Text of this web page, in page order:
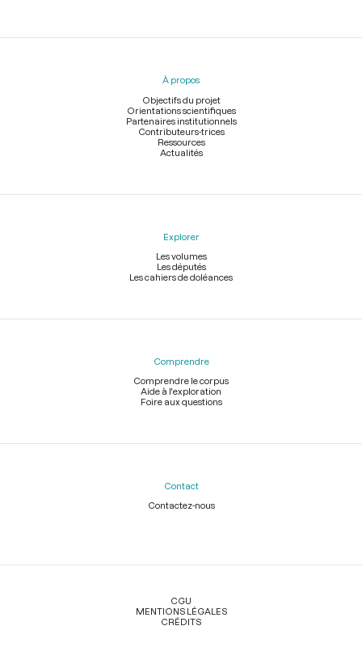
Menu
À propos
Objectifs du projet
Orientations scientifiques
Partenaires institutionnels
Contributeurs-trices
Ressources
Actualités
Explorer
Les volumes
Les députés
Les cahiers de doléances
Comprendre
Comprendre le corpus
Aide à l'exploration
Foire aux questions
Contact
Contactez-nous
Légal
CGU
MENTIONS LÉGALES
CRÉDITS